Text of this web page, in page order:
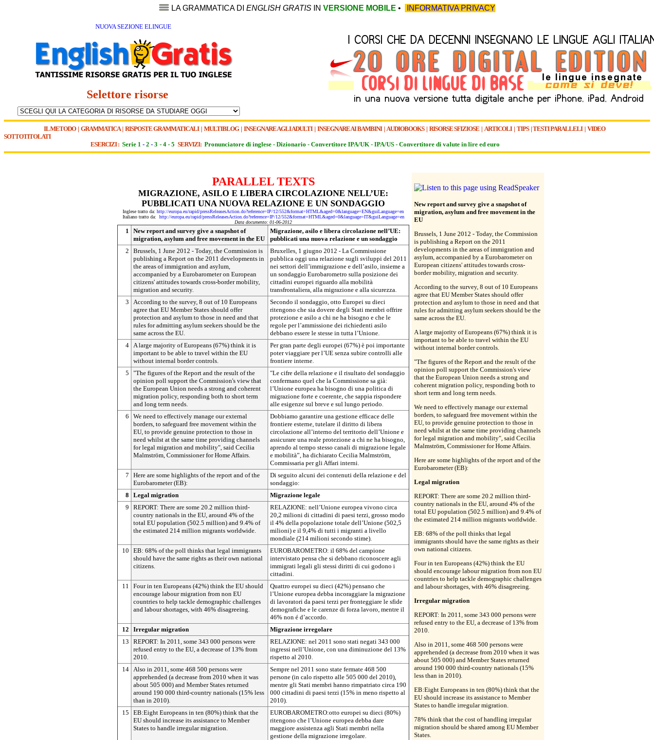
LA GRAMMATICA DI ENGLISH GRATIS IN VERSIONE MOBILE • INFORMATIVA PRIVACY
NUOVA SEZIONE ELINGUE
Selettore risorse
IL METODO| GRAMMATICA| RISPOSTE GRAMMATICALI| MULTIBLOG| INSEGNARE AGLI ADULTI | INSEGNARE AI BAMBINI| AUDIOBOOKS| RISORSE SFIZIOSE | ARTICOLI| TIPS|TESTI PARALLELI| VIDEO
SOTTOTITOLATI
ESERCIZI : Serie 1 - 2 - 3 - 4 - 5 SERVIZI: Pronunciatore di inglese - Dizionario - Convertitore IPA/UK - IPA/US - Convertitore di valute in lire ed euro
PARALLEL TEXTS
MIGRAZIONE, ASILO E LIBERA CIRCOLAZIONE NELL’UE:
PUBBLICATI UNA NUOVA RELAZIONE E UN SONDAGGIO
Inglese tratto da: http://europa.eu/rapid/pressReleasesAction.do?reference=IP/12/552&format=HTML&aged=0&language=EN&guiLanguage=en
Italiano tratto da: http://europa.eu/rapid/pressReleasesAction.do?reference=IP/12/552&format=HTML&aged=0&language=IT&guiLanguage=en
Data documento: 01-06-2012
1
New report and survey give a snapshot of
migration, asylum and free movement in the EU
Migrazione, asilo e libera circolazione nell’UE:
pubblicati una nuova relazione e un sondaggio
2
Brussels, 1 June 2012 - Today, the Commission is
publishing a Report on the 2011 developments in
the areas of immigration and asylum,
accompanied by a Eurobarometer on European
citizens' attitudes towards cross-border mobility,
migration and security.
Bruxelles, 1 giugno 2012 - La Commissione
pubblica oggi una relazione sugli sviluppi del 2011
nei settori dell’immigrazione e dell’asilo, insieme a
un sondaggio Eurobarometro sulla posizione dei
cittadini europei riguardo alla mobilità
transfrontaliera, alla migrazione e alla sicurezza.
3
According to the survey, 8 out of 10 Europeans
agree that EU Member States should offer
protection and asylum to those in need and that
rules for admitting asylum seekers should be the
same across the EU.
Secondo il sondaggio, otto Europei su dieci
ritengono che sia dovere degli Stati membri offrire
protezione e asilo a chi ne ha bisogno e che le
regole per l’ammissione dei richiedenti asilo
debbano essere le stesse in tutta l’Unione.
4
A large majority of Europeans (67%) think it is
important to be able to travel within the EU
without internal border controls.
Per gran parte degli europei (67%) è poi importante
poter viaggiare per l’UE senza subire controlli alle
frontiere interne.
5
"The figures of the Report and the result of the
opinion poll support the Commission's view that
the European Union needs a strong and coherent
migration policy, responding both to short term
and long term needs.
"Le cifre della relazione e il risultato del sondaggio
confermano quel che la Commissione sa già:
l’Unione europea ha bisogno di una politica di
migrazione forte e coerente, che sappia rispondere
alle esigenze sul breve e sul lungo periodo.
6
We need to effectively manage our external
borders, to safeguard free movement within the
EU, to provide genuine protection to those in
need whilst at the same time providing channels
for legal migration and mobility", said Cecilia
Malmström, Commissioner for Home Affairs.
Dobbiamo garantire una gestione efficace delle
frontiere esterne, tutelare il diritto di libera
circolazione all’interno del territorio dell’Unione e
assicurare una reale protezione a chi ne ha bisogno,
aprendo al tempo stesso canali di migrazione legale
e mobilità”, ha dichiarato Cecilia Malmström,
Commissaria per gli Affari interni.
7
Here are some highlights of the report and of the
Eurobarometer (EB):
Di seguito alcuni dei contenuti della relazione e del
sondaggio:
8
Legal migration
Migrazione legale
9
REPORT: There are some 20.2 million third-
country nationals in the EU, around 4% of the
total EU population (502.5 million) and 9.4% of
the estimated 214 million migrants worldwide.
RELAZIONE: nell’Unione europea vivono circa
20,2 milioni di cittadini di paesi terzi, grosso modo
il 4% della popolazione totale dell’Unione (502,5
milioni) e il 9,4% di tutti i migranti a livello
mondiale (214 milioni secondo stime).
10
EB: 68% of the poll thinks that legal immigrants
should have the same rights as their own national
citizens.
EUROBAROMETRO: il 68% del campione
intervistato pensa che si debbano riconoscere agli
immigrati legali gli stessi diritti di cui godono i
cittadini.
11
Four in ten Europeans (42%) think the EU should
encourage labour migration from non EU
countries to help tackle demographic challenges
and labour shortages, with 46% disagreeing.
Quattro europei su dieci (42%) pensano che
l’Unione europea debba incoraggiare la migrazione
di lavoratori da paesi terzi per fronteggiare le sfide
demografiche e le carenze di forza lavoro, mentre il
46% non é d’accordo.
12
Irregular migration
Migrazione irregolare
13
REPORT: In 2011, some 343 000 persons were
refused entry to the EU, a decrease of 13% from
2010.
RELAZIONE: nel 2011 sono stati negati 343 000
ingressi nell’Unione, con una diminuzione del 13%
rispetto al 2010.
14
Also in 2011, some 468 500 persons were
apprehended (a decrease from 2010 when it was
about 505 000) and Member States returned
around 190 000 third-country nationals (15% less
than in 2010).
Sempre nel 2011 sono state fermate 468 500
persone (in calo rispetto alle 505 000 del 2010),
mentre gli Stati membri hanno rimpatriato circa 190
000 cittadini di paesi terzi (15% in meno rispetto al
2010).
15
EB:Eight Europeans in ten (80%) think that the
EU should increase its assistance to Member
States to handle irregular migration.
EUROBAROMETRO:otto europei su dieci (80%)
ritengono che l’Unione europea debba dare
maggiore assistenza agli Stati membri nella
gestione della migrazione irregolare.
New report and survey give a snapshot of
migration, asylum and free movement in the
EU
Brussels, 1 June 2012 - Today, the Commission
is publishing a Report on the 2011
developments in the areas of immigration and
asylum, accompanied by a Eurobarometer on
European citizens' attitudes towards cross-
border mobility, migration and security.
According to the survey, 8 out of 10 Europeans
agree that EU Member States should offer
protection and asylum to those in need and that
rules for admitting asylum seekers should be the
same across the EU.
A large majority of Europeans (67%) think it is
important to be able to travel within the EU
without internal border controls.
"The figures of the Report and the result of the
opinion poll support the Commission's view
that the European Union needs a strong and
coherent migration policy, responding both to
short term and long term needs.
We need to effectively manage our external
borders, to safeguard free movement within the
EU, to provide genuine protection to those in
need whilst at the same time providing channels
for legal migration and mobility", said Cecilia
Malmström, Commissioner for Home Affairs.
Here are some highlights of the report and of the
Eurobarometer (EB):
Legal migration
REPORT: There are some 20.2 million third-
country nationals in the EU, around 4% of the
total EU population (502.5 million) and 9.4% of
the estimated 214 million migrants worldwide.
EB: 68% of the poll thinks that legal
immigrants should have the same rights as their
own national citizens.
Four in ten Europeans (42%) think the EU
should encourage labour migration from non EU
countries to help tackle demographic challenges
and labour shortages, with 46% disagreeing.
Irregular migration
REPORT: In 2011, some 343 000 persons were
refused entry to the EU, a decrease of 13% from
2010.
Also in 2011, some 468 500 persons were
apprehended (a decrease from 2010 when it was
about 505 000) and Member States returned
around 190 000 third-country nationals (15%
less than in 2010).
EB:Eight Europeans in ten (80%) think that the
EU should increase its assistance to Member
States to handle irregular migration.
78% think that the cost of handling irregular
migration should be shared among EU Member
States.